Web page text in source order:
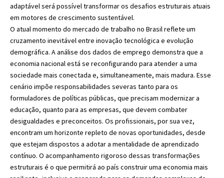
adaptável será possível transformar os desafios estruturais atuais
em motores de crescimento sustentável.
O atual momento do mercado de trabalho no Brasil reflete um
cruzamento inevitável entre inovação tecnológica e evolução
demográfica. A análise dos dados de emprego demonstra que a
economia nacional está se reconfigurando para atender a uma
sociedade mais conectada e, simultaneamente, mais madura. Esse
cenário impõe responsabilidades severas tanto para os
formuladores de políticas públicas, que precisam modernizar a
educação, quanto para as empresas, que devem combater
desigualdades e preconceitos. Os profissionais, por sua vez,
encontram um horizonte repleto de novas oportunidades, desde
que estejam dispostos a adotar a mentalidade de aprendizado
contínuo. O acompanhamento rigoroso dessas transformações
estruturais é o que permitirá ao país construir uma economia mais